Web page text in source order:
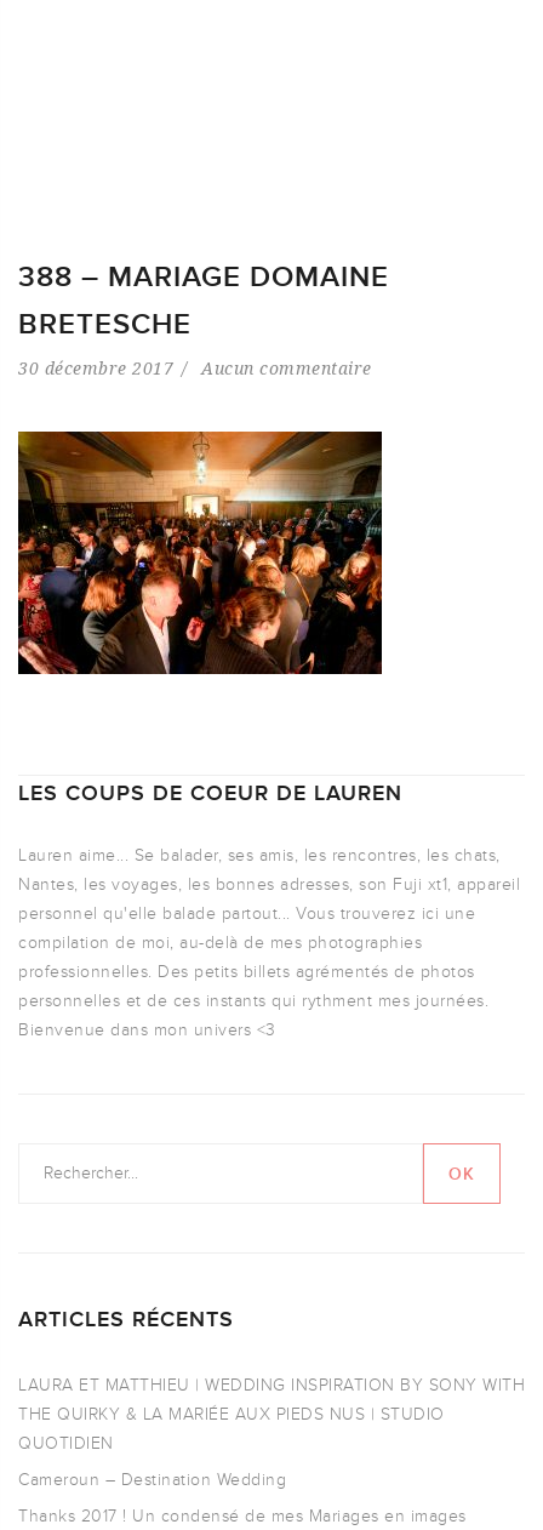
388 – MARIAGE DOMAINE
BRETESCHE
30 décembre 2017 Aucun commentaire
LES COUPS DE COEUR DE LAUREN
Lauren aime... Se balader, ses amis, les rencontres, les chats,
Nantes, les voyages, les bonnes adresses, son Fuji xt1, appareil
personnel qu'elle balade partout... Vous trouverez ici une
compilation de moi, au-delà de mes photographies
professionnelles. Des petits billets agrémentés de photos
personnelles et de ces instants qui rythment mes journées.
Bienvenue dans mon univers <3
ARTICLES RÉCENTS
LAURA ET MATTHIEU | WEDDING INSPIRATION BY SONY WITH
THE QUIRKY & LA MARIÉE AUX PIEDS NUS | STUDIO
QUOTIDIEN
Cameroun – Destination Wedding
Thanks 2017 ! Un condensé de mes Mariages en images